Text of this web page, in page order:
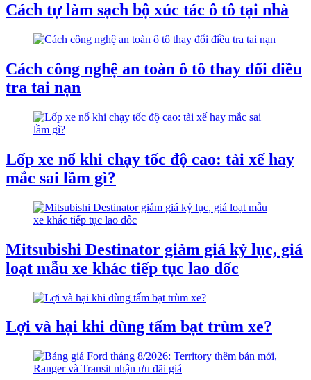
Cách tự làm sạch bộ xúc tác ô tô tại nhà
Cách công nghệ an toàn ô tô thay đổi điều
tra tai nạn
Lốp xe nổ khi chạy tốc độ cao: tài xế hay
mắc sai lầm gì?
Mitsubishi Destinator giảm giá kỷ lục, giá
loạt mẫu xe khác tiếp tục lao dốc
Lợi và hại khi dùng tấm bạt trùm xe?